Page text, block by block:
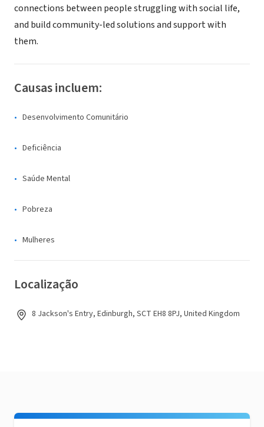
connections between people struggling with social life,
and build community-led solutions and support with
them.
Causas incluem:
Desenvolvimento Comunitário
Deficiência
Saúde Mental
Pobreza
Mulheres
Localização
8 Jackson's Entry, Edinburgh, SCT EH8 8PJ, United Kingdom